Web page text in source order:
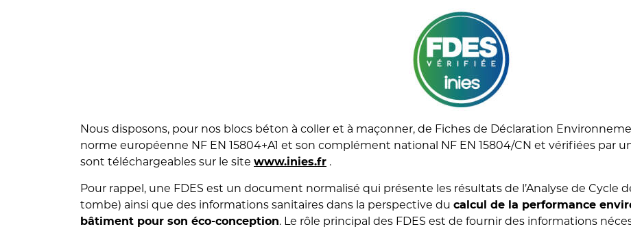
Nous disposons, pour nos blocs béton à coller et à maçonner, de Fiches de Déclaration
norme européenne NF EN 15804+A1 et son complément national NF EN 15804/CN et vérifiées par
sont téléchargeables sur le site www.inies.fr .
Pour rappel, une FDES est un document normalisé qui présente les résultats de l’Analyse de Cycle
tombe) ainsi que des informations sanitaires dans la perspective du calcul de la performance
bâtiment pour son éco-conception. Le rôle principal des FDES est de fournir des informations